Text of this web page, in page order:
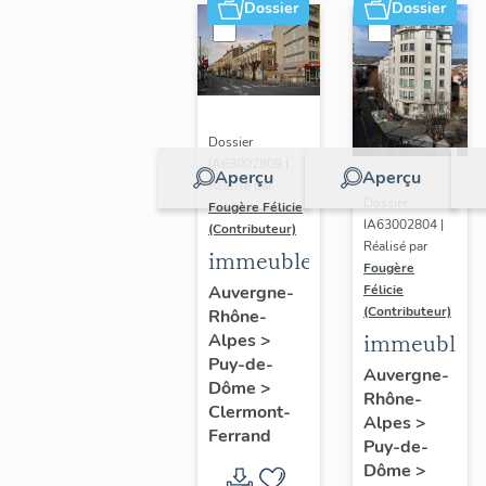
Dossier
Aperçu
Dossier
Réalisé par
Fougère Félicie
(Contributeur)
immeuble
Auvergne-
Rhône-
Alpes>
Puy-de-
Dôme >
Clermont-
Ferrand
Dossier
Aperçu
IA63002804 |
Réalisé par
Fougère
Félicie
(Contributeur)
immeuble
Auvergne-
Rhône-
Alpes>
Puy-de-
Dôme >